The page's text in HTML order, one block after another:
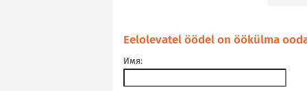
Eelolevatel öödel on öökülma
Имя: